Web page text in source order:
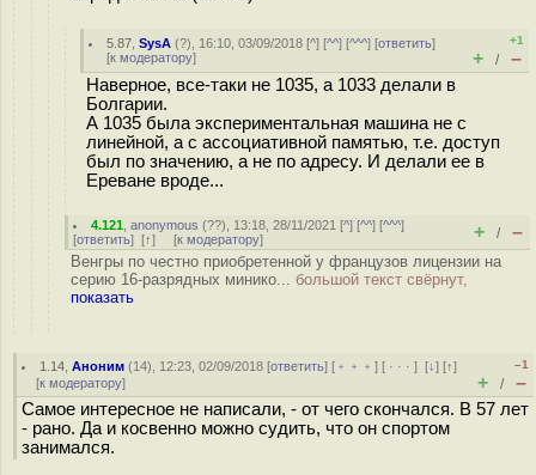
5.87 ,SysA (?), 16:10, 03/09/2018 [^] [^^] [^^^] [ответить]
[к модератору]
+1
+ / –
Наверное, все-таки не 1035, а 1033 делали в
Болгарии.
А 1035 была экспериментальная машина не с
линейной, а с ассоциативной памятью, т.е. доступ
был по значению, а не по адресу. И делали ее в
Ереване вроде...
4.121 ,anonymous (??), 13:18, 28/11/2021 [^] [^^] [^^^]
[ответить] [↑] [к модератору] + / –
Венгры по честно приобретенной у французов лицензии на
серию 16-разрядных минико... большой текст свёрнут,
показать
1.14 ,Аноним (14), 12:23, 02/09/2018 [ответить] [ ﹢﹢﹢] [ · · ·][↓] [↑]
[к модератору]
–1
+ / –
Самое интересное не написали, - от чего скончался. В 57 лет
- рано. Да и косвенно можно судить, что он спортом
занимался.